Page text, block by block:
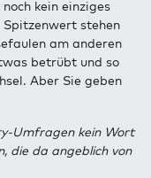
kein einziges
Spitzenwert stehen
am anderen
betrübt und so
Aber Sie geben
Umfragen kein Wort
die da angeblich von